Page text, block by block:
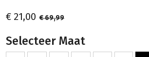
€ 21,00 € 69,99
Selecteer Maat